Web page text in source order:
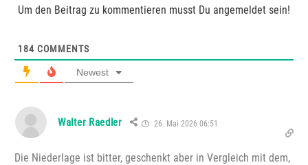
Um den Beitrag zu kommentieren musst Du angemeldet sein!
184 COMMENTS
Newest
Walter Raedler 26. Mai 2026 06:51
Die Niederlage ist bitter, geschenkt aber in Vergleich mit dem,